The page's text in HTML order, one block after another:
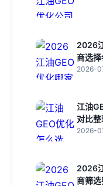
2026
商选
2026-
江油
对比整
2026-
2026
商筛